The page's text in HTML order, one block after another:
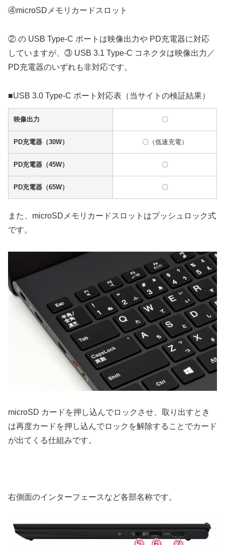
④microSDメモリカードスロット
② の USB Type-C ポートは映像出力や PD充電器に対応
していますが、③ USB 3.1 Type-C コネクタは映像出力／
PD充電器のいずれも非対応です。
■USB 3.0 Type-C ポート対応表（当サイトの検証結果）
映像出力 〇
PD充電器（30W） 〇（低速充電）
PD充電器（45W） 〇
PD充電器（65W） 〇
また、microSDメモリカードスロットはプッシュロック式
です。
microSD カードを押し込んでロックさせ、取り出すとき
は再度カードを押し込んでロックを解除することでカード
が出てくる仕組みです。
右側面のインターフェースなど各部名称です。